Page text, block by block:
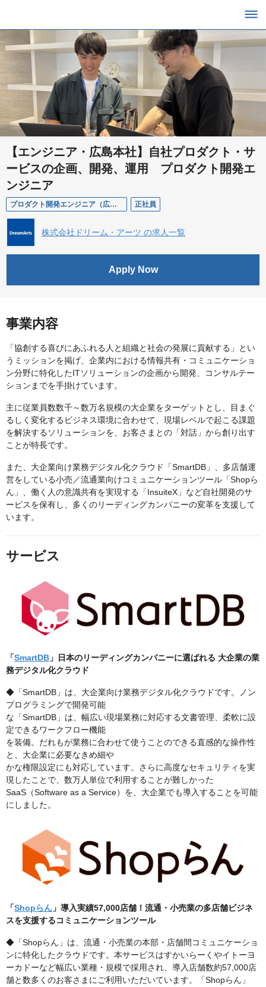
【エンジニア・広島本社】自社プロダクト・サ
ービスの企画、開発、運用 プロダクト開発エ
ンジニア
プロダクト開発エンジニア（広島） 正社員
株式会社ドリーム・アーツ の求人一覧
Apply Now
事業内容
「協創する喜びにあふれる人と組織と社会の発展に貢献する」とい
うミッションを掲げ、企業内における情報共有・コミュニケーショ
ン分野に特化したITソリューションの企画から開発、コンサルテー
ションまでを手掛けています。
主に従業員数数千～数万名規模の大企業をターゲットとし、目まぐ
るしく変化するビジネス環境に合わせて、現場レベルで起こる課題
を解決するソリューションを、お客さまとの「対話」から創り出す
ことが特長です。
また、大企業向け業務デジタル化クラウド「SmartDB」、多店舗運
営をしている小売／流通業向けコミュニケーションツール「Shopら
ん」、働く人の意識共有を実現する「InsuiteX」など自社開発のサ
ービスを保有し、多くのリーディングカンパニーの変革を支援して
います。
サービス
「SmartDB 」日本のリーディングカンパニーに選ばれる 大企業の業
務デジタル化クラウド
◆「SmartDB」は、⼤企業向け業務デジタル化クラウドです。ノン
プログラミングで開発可能
な「SmartDB」は、幅広い現場業務に対応する⽂書管理、柔軟に設
定できるワークフロー機能
を装備。だれもが業務に合わせて使うことのできる直感的な操作性
と、⼤企業に必要なきめ細や
かな権限設定にも対応しています。さらに高度なセキュリティを実
現したことで、数万人単位で利用することが難しかった
SaaS（Software as a Service）を、大企業でも導入することを可能
にしました。
「Shopらん 」導入実績57,000店舗！流通・小売業の多店舗ビジネ
スを支援するコミュニケーションツール
◆「Shopらん」は、流通・小売業の本部・店舗間コミュニケーショ
ンに特化したクラウドです。本サービスはすかいらーくやイトーヨ
ーカドーなど幅広い業種・規模で採用され、導入店舗数約57,000店
舗と数多くのお客さまにご利用いただいています。「Shopらん」